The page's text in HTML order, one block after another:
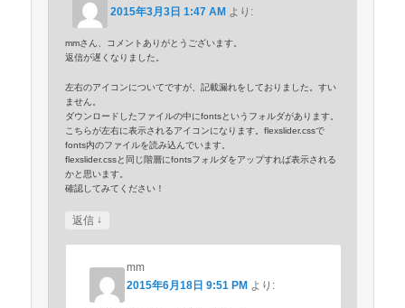
2015年3月3日 1:47 AM より:
mmさん、コメントありがとうございます。
返信が遅くなりました。
左右のアイコンについてですが、記載漏れをしておりました。すい
ません。
ダウンロードしたファイルの中にfontsというフォルダがあります。
こちらが左右に表示されるアイコンになります。flexslider.cssで
fonts内のファイルを読み込んでいます。
flexslider.cssと同じ階層にfontsフォルダをアップすれば表示される
かと思います。
確認してみてください！
返信 ↓
mm
2015年6月18日 9:51 PM より: